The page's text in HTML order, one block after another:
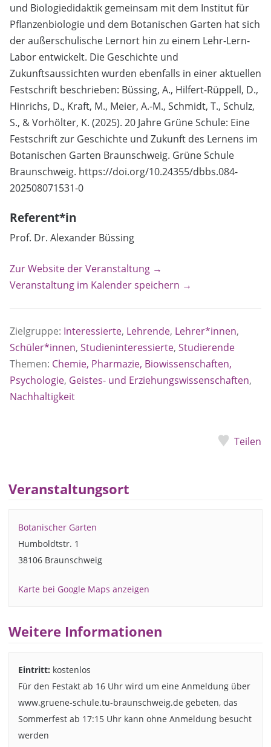
und Biologiedidaktik gemeinsam mit dem Institut für
Pflanzenbiologie und dem Botanischen Garten hat sich
der außerschulische Lernort hin zu einem Lehr-Lern-
Labor entwickelt. Die Geschichte und
Zukunftsaussichten wurden ebenfalls in einer aktuellen
Festschrift beschrieben: Büssing, A., Hilfert-Rüppell, D.,
Hinrichs, D., Kraft, M., Meier, A.-M., Schmidt, T., Schulz,
S., & Vorhölter, K. (2025). 20 Jahre Grüne Schule: Eine
Festschrift zur Geschichte und Zukunft des Lernens im
Botanischen Garten Braunschweig. Grüne Schule
Braunschweig. https://doi.org/10.24355/dbbs.084-
202508071531-0
Referent*in
Prof. Dr. Alexander Büssing
Zur Website der Veranstaltung →
Veranstaltung im Kalender speichern →
Zielgruppe: Interessierte, Lehrende, Lehrer*innen,
Schüler*innen, Studieninteressierte, Studierende
Themen: Chemie, Pharmazie, Biowissenschaften,
Psychologie, Geistes- und Erziehungswissenschaften,
Nachhaltigkeit
Teilen
Veranstaltungsort
Botanischer Garten
Humboldtstr. 1
38106 Braunschweig
Karte bei Google Maps anzeigen
Weitere Informationen
Eintritt: kostenlos
Für den Festakt ab 16 Uhr wird um eine Anmeldung über
www.gruene-schule.tu-braunschweig.de gebeten, das
Sommerfest ab 17:15 Uhr kann ohne Anmeldung besucht
werden